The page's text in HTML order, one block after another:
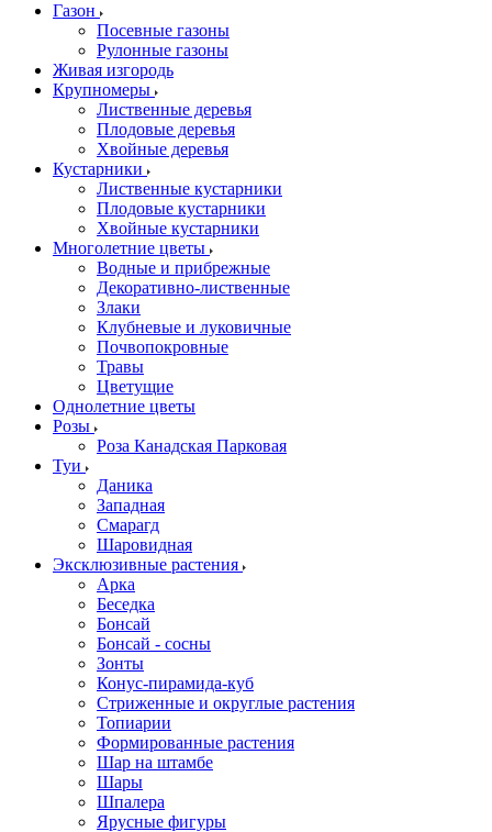
Газон
Посевные газоны
Рулонные газоны
Живая изгородь
Крупномеры
Лиственные деревья
Плодовые деревья
Хвойные деревья
Кустарники
Лиственные кустарники
Плодовые кустарники
Хвойные кустарники
Многолетние цветы
Водные и прибрежные
Декоративно-лиственные
Злаки
Клубневые и луковичные
Почвопокровные
Травы
Цветущие
Однолетние цветы
Розы
Роза Канадская Парковая
Туи
Даника
Западная
Смарагд
Шаровидная
Эксклюзивные растения
Арка
Беседка
Бонсай
Бонсай - сосны
Зонты
Конус-пирамида-куб
Стриженные и округлые растения
Топиарии
Формированные растения
Шар на штамбе
Шары
Шпалера
Ярусные фигуры